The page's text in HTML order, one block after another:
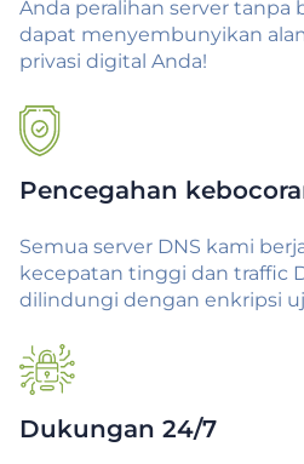
Anda peralihan server tanpa
dapat menyembunyikan
privasi digital Anda!
Pencegahan
Semua server DNS kami
kecepatan tinggi dan traffic
dilindungi dengan enkripsi
Dukungan 24/7